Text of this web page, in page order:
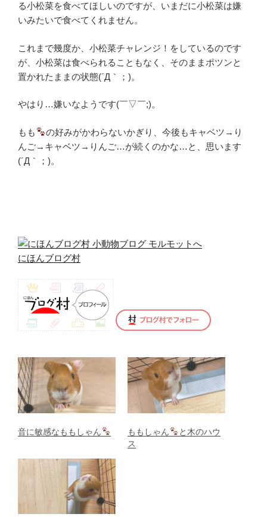
る小松菜を食べてほしいのですが、いまだに小松菜は嫌
いみたいで食べてくれません。
これまで幾度か、小松菜チャレンジ！をしているのです
が、小松菜は食べられることもなく、そのままポツンと
置かれたままの状態(´Д｀；)。
やはり…嫌いなようです(￣▽￣;)。
もも
の好みがかわらないかぎり、今後もキャベツ→り
んご→キャベツ→りんご…が続くのかな…と、思います
(´Д｀；)。
にほんブログ村
音に敏感なももしゃん ももしゃん
と木のハウ
ス